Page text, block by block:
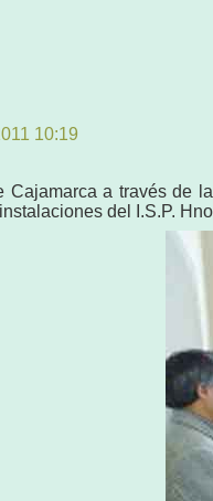
10:19
Cajamarca a través de
del I.S.P.